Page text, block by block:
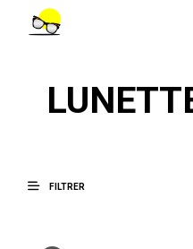
FILTRER